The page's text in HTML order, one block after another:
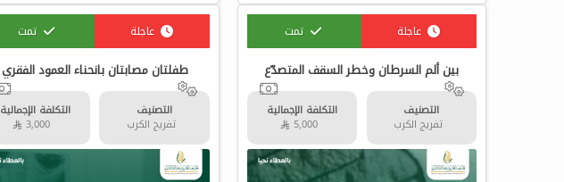
عاجلة تمت
بين ألم السرطان وخطر السقف المتصدّع
التصنيف
تفريج الكرب
التكلفة الإجمالية
5,000 
عاجلة تمت
طفلتان مصابتان بانحناء العمود الفقري
التصنيف
تفريج الكرب
التكلفة الإجمالية